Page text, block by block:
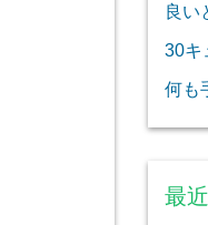
良い
30キ
何も
最